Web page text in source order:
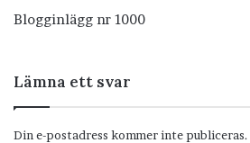
Blogginlägg nr 1000
Lämna ett svar
Din e-postadress kommer inte publiceras.